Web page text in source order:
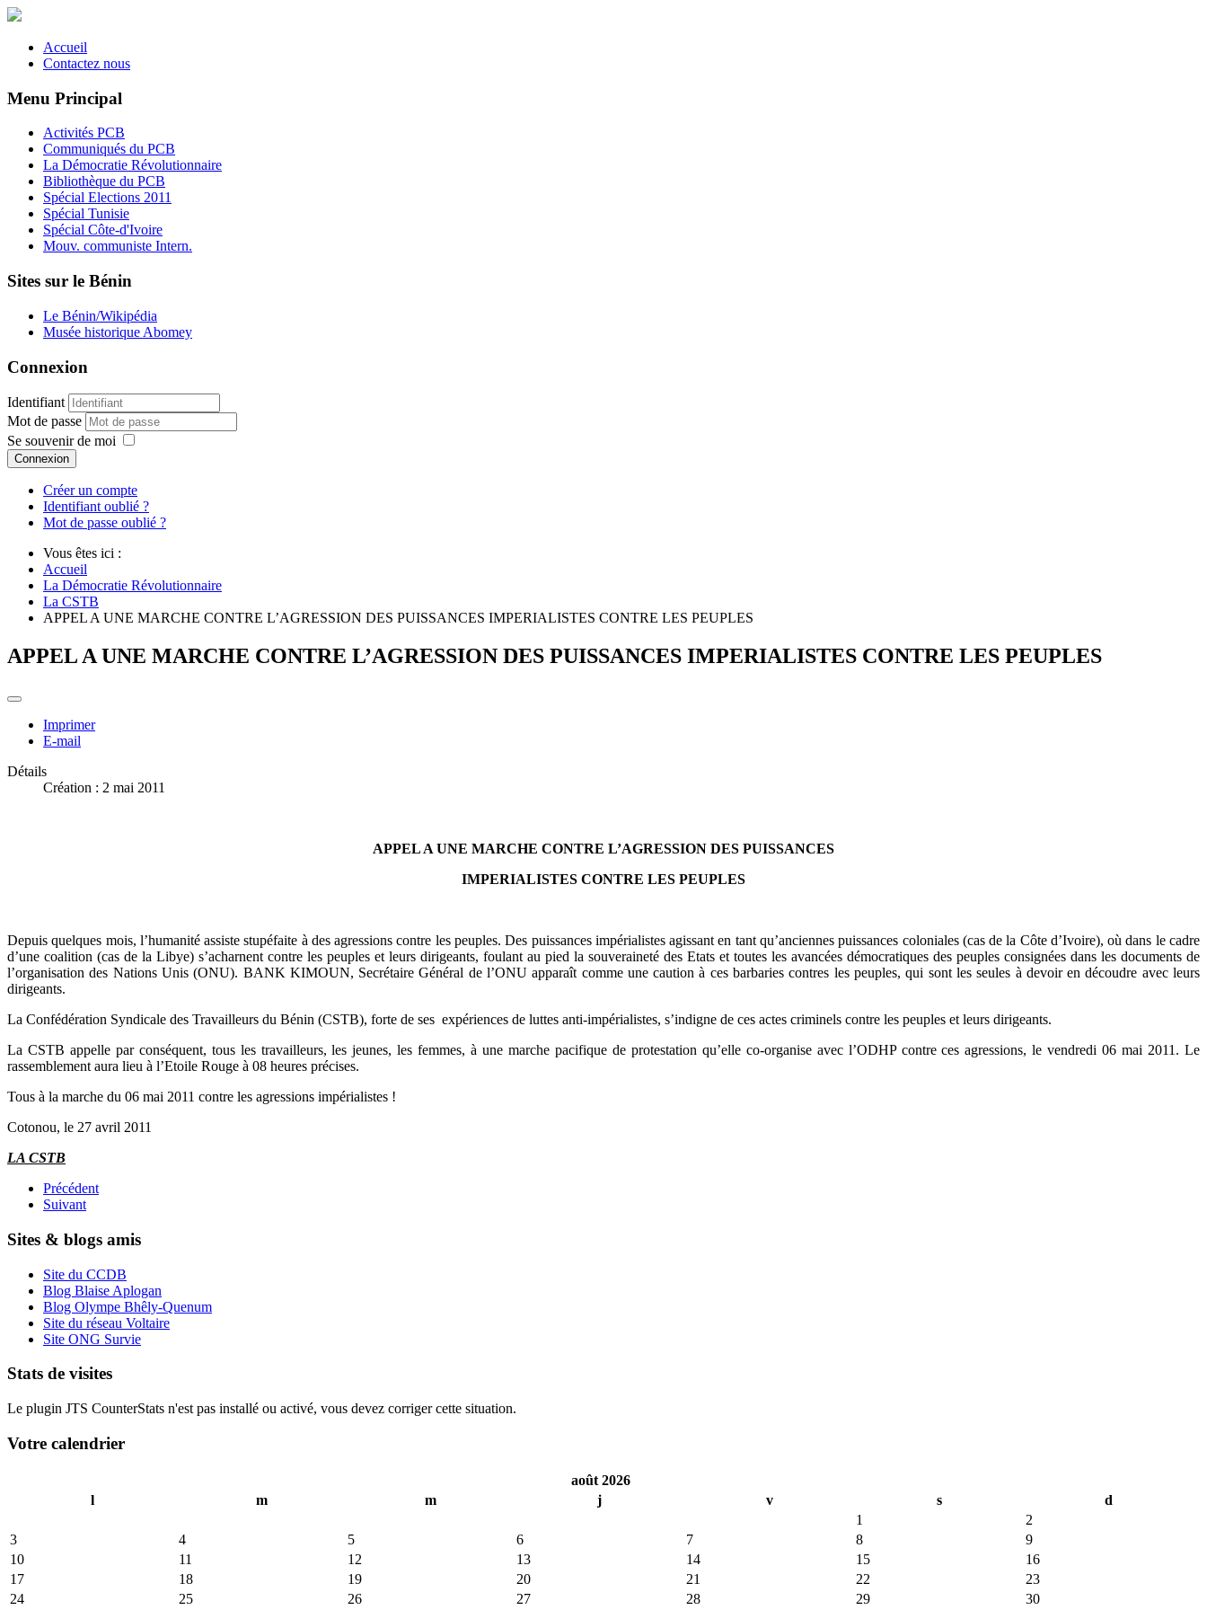
Accueil
Contactez nous
Menu Principal
Activités PCB
Communiqués du PCB
La Démocratie Révolutionnaire
Bibliothèque du PCB
Spécial Elections 2011
Spécial Tunisie
Spécial Côte-d'Ivoire
Mouv. communiste Intern.
Sites sur le Bénin
Le Bénin/Wikipédia
Musée historique Abomey
Connexion
Identifiant
Mot de passe
Se souvenir de moi
Connexion
Créer un compte
Identifiant oublié ?
Mot de passe oublié ?
Vous êtes ici :
Accueil
La Démocratie Révolutionnaire
La CSTB
APPEL A UNE MARCHE CONTRE L’AGRESSION DES PUISSANCES IMPERIALISTES CONTRE LES PEUPLES
APPEL A UNE MARCHE CONTRE L’AGRESSION DES PUISSANCES IMPERIALISTES CONTRE LES PEUPLES
Imprimer
E-mail
Détails
Création : 2 mai 2011
APPEL A UNE MARCHE CONTRE L’AGRESSION DES PUISSANCES
IMPERIALISTES CONTRE LES PEUPLES
Depuis quelques mois, l’humanité assiste stupéfaite à des agressions contre les peuples. Des puissances impérialistes agissant en tant qu’anciennes puissances coloniales (cas de la Côte d’Ivoire), où dans le cadre
d’une coalition (cas de la Libye) s’acharnent contre les peuples et leurs dirigeants, foulant au pied la souveraineté des Etats et toutes les avancées démocratiques des peuples consignées dans les documents de
l’organisation des Nations Unis (ONU). BANK KIMOUN, Secrétaire Général de l’ONU apparaît comme une caution à ces barbaries contres les peuples, qui sont les seules à devoir en découdre avec leurs
dirigeants.
La Confédération Syndicale des Travailleurs du Bénin (CSTB), forte de ses expériences de luttes anti-impérialistes, s’indigne de ces actes criminels contre les peuples et leurs dirigeants.
La CSTB appelle par conséquent, tous les travailleurs, les jeunes, les femmes, à une marche pacifique de protestation qu’elle co-organise avec l’ODHP contre ces agressions, le vendredi 06 mai 2011. Le
rassemblement aura lieu à l’Etoile Rouge à 08 heures précises.
Tous à la marche du 06 mai 2011 contre les agressions impérialistes !
Cotonou, le 27 avril 2011
LA CSTB
Précédent
Suivant
Sites & blogs amis
Site du CCDB
Blog Blaise Aplogan
Blog Olympe Bhêly-Quenum
Site du réseau Voltaire
Site ONG Survie
Stats de visites
Le plugin JTS CounterStats n'est pas installé ou activé, vous devez corriger cette situation.
Votre calendrier
août 2026
l
m m j v s
d
1
2
3
4 5 6 7 8
9
10
11 12 13 14 15
16
17
18 19 20 21 22
23
24
25 26 27 28 29 30